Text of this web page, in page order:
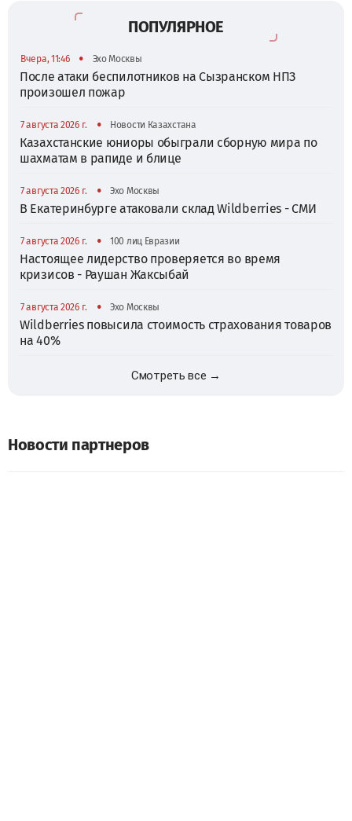
ПОПУЛЯРНОЕ
Вчера, 11:46 • Эхо Москвы
После атаки беспилотников на Сызранском НПЗ
произошел пожар
7 августа 2026 г. • Новости Казахстана
Казахстанские юниоры обыграли сборную мира по
шахматам в рапиде и блице
7 августа 2026 г. • Эхо Москвы
В Екатеринбурге атаковали склад Wildberries - СМИ
7 августа 2026 г. • 100 лиц Евразии
Настоящее лидерство проверяется во время
кризисов - Раушан Жаксыбай
7 августа 2026 г. • Эхо Москвы
Wildberries повысила стоимость страхования товаров
на 40%
Смотреть все →
Новости партнеров